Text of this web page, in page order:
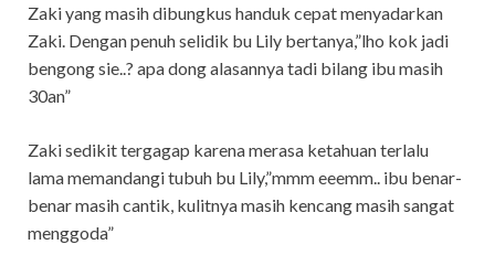
Zaki yang masih dibungkus handuk cepat menyadarkan
Zaki. Dengan penuh selidik bu Lily bertanya,”lho kok jadi
bengong sie..? apa dong alasannya tadi bilang ibu masih
30an”
Zaki sedikit tergagap karena merasa ketahuan terlalu
lama memandangi tubuh bu Lily,”mmm eeemm.. ibu benar-
benar masih cantik, kulitnya masih kencang masih sangat
menggoda”